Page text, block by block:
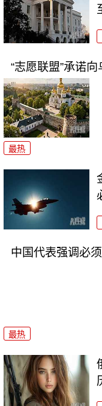
“志愿联盟”承诺
最热
中国代表强调必
最热